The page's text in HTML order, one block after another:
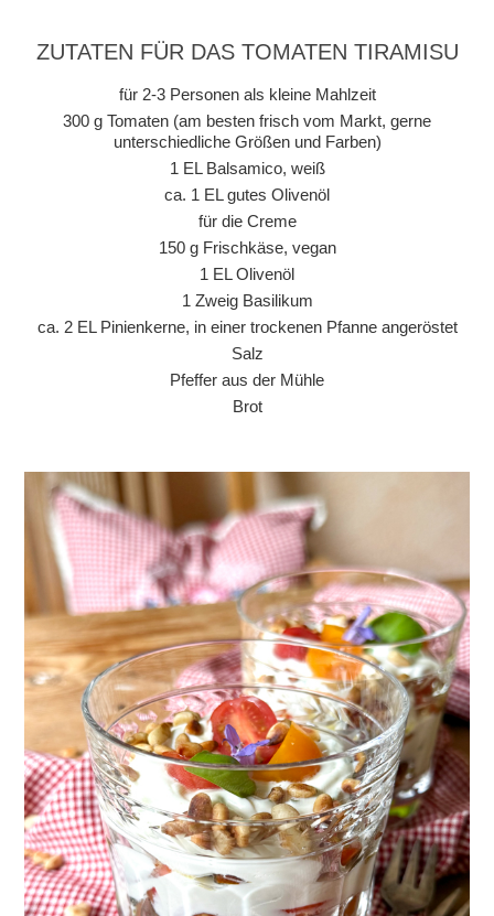
ZUTATEN FÜR DAS TOMATEN TIRAMISU
für 2-3 Personen als kleine Mahlzeit
300 g Tomaten (am besten frisch vom Markt, gerne
unterschiedliche Größen und Farben)
1 EL Balsamico, weiß
ca. 1 EL gutes Olivenöl
für die Creme
150 g Frischkäse, vegan
1 EL Olivenöl
1 Zweig Basilikum
ca. 2 EL Pinienkerne, in einer trockenen Pfanne angeröstet
Salz
Pfeffer aus der Mühle
Brot